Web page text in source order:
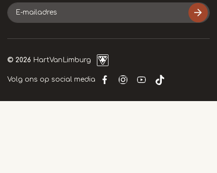
E-
mailadres
© 2026 HartVanLimburg
Volg ons op social media